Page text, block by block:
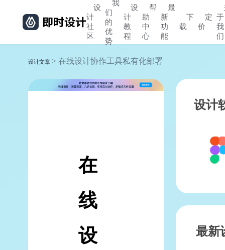
设
计
社
区
我
们
的
优
势
设
计
教
程
帮
助
中
心
最
新
功
能
下
载
定
价
于
我
们
设计文章 > 在线设计协作工具私有化部署
在
线
设
设计
最新